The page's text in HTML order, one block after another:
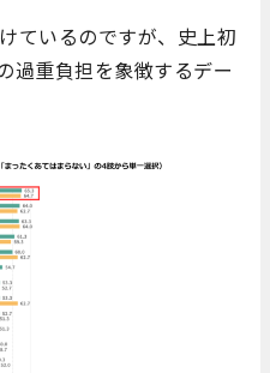
ているのですが、史上初
過重負担を象徴するデー